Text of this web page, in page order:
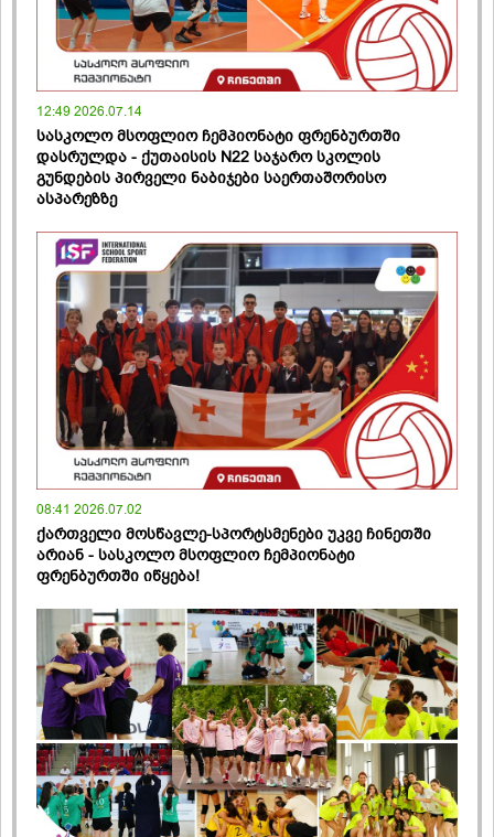
12:49 2026.07.14
სასკოლო მსოფლიო ჩემპიონატი ფრენბურთში
დასრულდა - ქუთაისის N22 საჯარო სკოლის
გუნდების პირველი ნაბიჯები საერთაშორისო
ასპარეზზე
08:41 2026.07.02
ქართველი მოსწავლე-სპორტსმენები უკვე ჩინეთში
არიან - სასკოლო მსოფლიო ჩემპიონატი
ფრენბურთში იწყება!